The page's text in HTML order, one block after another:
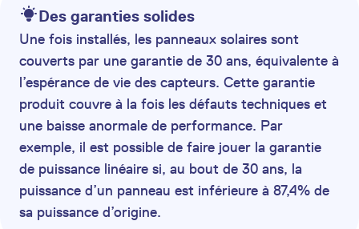
Des garanties solides
Une fois installés, les panneaux solaires sont
couverts par une garantie de 30 ans, équivalente à
l’espérance de vie des capteurs. Cette garantie
produit couvre à la fois les défauts techniques et
une baisse anormale de performance. Par
exemple, il est possible de faire jouer la garantie
de puissance linéaire si, au bout de 30 ans, la
puissance d’un panneau est inférieure à 87,4% de
sa puissance d’origine.